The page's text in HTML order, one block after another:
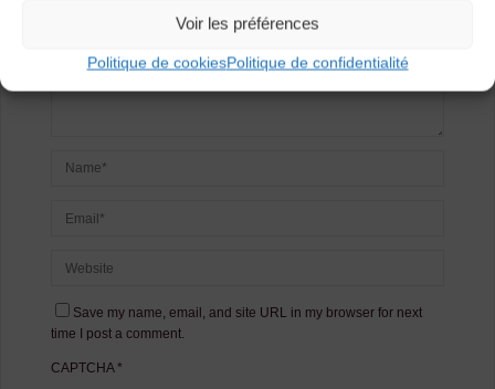
Voir les préférences
Politique de cookiesPolitique de confidentialité
Save my name, email, and site URL in my browser for next
time I post a comment.
CAPTCHA*